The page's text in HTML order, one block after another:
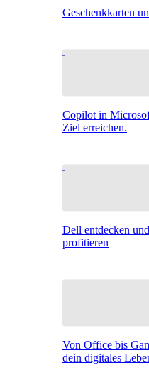
Geschenkkarten
Copilot in
Ziel erreichen.
Dell entdecken
profitieren
Von Office bis
dein digitales